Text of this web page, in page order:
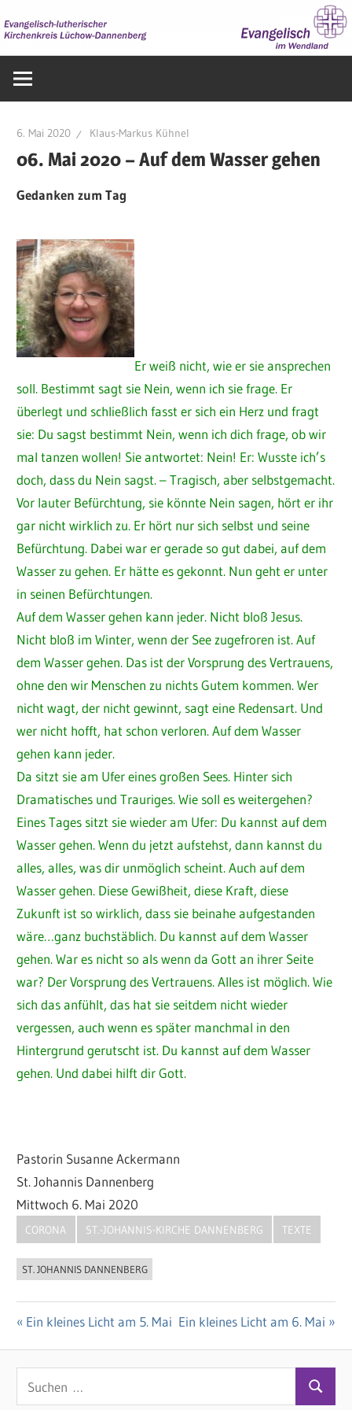
Inhalt
springen
im
6. Mai 2020 Klaus-Markus Kühnel
06. Mai 2020 – Auf dem Wasser gehen
Gedanken zum Tag
Er weiß nicht, wie er sie ansprechen
soll. Bestimmt sagt sie Nein, wenn ich sie frage. Er
überlegt und schließlich fasst er sich ein Herz und fragt
sie: Du sagst bestimmt Nein, wenn ich dich frage, ob wir
mal tanzen wollen! Sie antwortet: Nein! Er: Wusste ich’s
doch, dass du Nein sagst. – Tragisch, aber selbstgemacht.
Vor lauter Befürchtung, sie könnte Nein sagen, hört er ihr
gar nicht wirklich zu. Er hört nur sich selbst und seine
Befürchtung. Dabei war er gerade so gut dabei, auf dem
Wasser zu gehen. Er hätte es gekonnt. Nun geht er unter
in seinen Befürchtungen.
Auf dem Wasser gehen kann jeder. Nicht bloß Jesus.
Nicht bloß im Winter, wenn der See zugefroren ist. Auf
dem Wasser gehen. Das ist der Vorsprung des Vertrauens,
ohne den wir Menschen zu nichts Gutem kommen. Wer
nicht wagt, der nicht gewinnt, sagt eine Redensart. Und
wer nicht hofft, hat schon verloren. Auf dem Wasser
gehen kann jeder.
Da sitzt sie am Ufer eines großen Sees. Hinter sich
Dramatisches und Trauriges. Wie soll es weitergehen?
Eines Tages sitzt sie wieder am Ufer: Du kannst auf dem
Wasser gehen. Wenn du jetzt aufstehst, dann kannst du
alles, alles, was dir unmöglich scheint. Auch auf dem
Wasser gehen. Diese Gewißheit, diese Kraft, diese
Zukunft ist so wirklich, dass sie beinahe aufgestanden
wäre…ganz buchstäblich. Du kannst auf dem Wasser
gehen. War es nicht so als wenn da Gott an ihrer Seite
war? Der Vorsprung des Vertrauens. Alles ist möglich. Wie
sich das anfühlt, das hat sie seitdem nicht wieder
vergessen, auch wenn es später manchmal in den
Hintergrund gerutscht ist. Du kannst auf dem Wasser
gehen. Und dabei hilft dir Gott.
Pastorin Susanne Ackermann
St. Johannis Dannenberg
Mittwoch 6. Mai 2020
CORONA ST.-JOHANNIS-KIRCHE DANNENBERG TEXTE
ST. JOHANNIS DANNENBERG
Vorheriger
Ein kleines Licht am 5. Mai Nächster
Ein kleines Licht am 6. Mai
u